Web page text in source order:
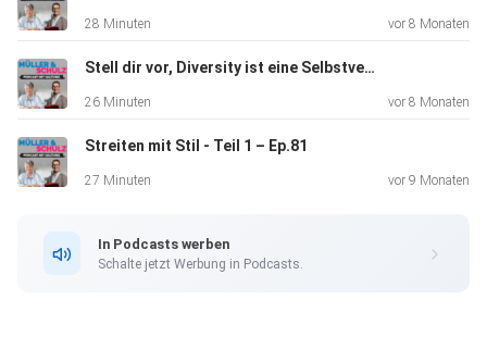
Unternehmenskultur integriert werden kann und welche
Prozesse eventuell kritisch hinterfragt werden sollten.
28 Minuten vor 8 Monaten
Stell dir vor, Diversity ist eine Selbstverständlichkeit – Ep.83
26 Minuten vor 8 Monaten
Streiten mit Stil - Teil 1 – Ep.81
27 Minuten vor 9 Monaten
In Podcasts werben
Schalte jetzt Werbung in Podcasts.